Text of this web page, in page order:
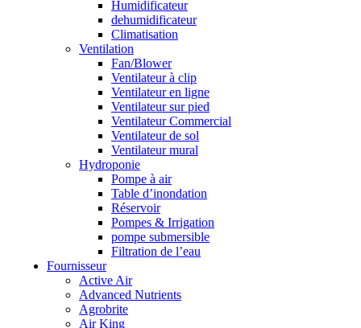
Humidificateur
dehumidificateur
Climatisation
Ventilation
Fan/Blower
Ventilateur à clip
Ventilateur en ligne
Ventilateur sur pied
Ventilateur Commercial
Ventilateur de sol
Ventilateur mural
Hydroponie
Pompe à air
Table d’inondation
Réservoir
Pompes & Irrigation
pompe submersible
Filtration de l’eau
Fournisseur
Active Air
Advanced Nutrients
Agrobrite
Air King